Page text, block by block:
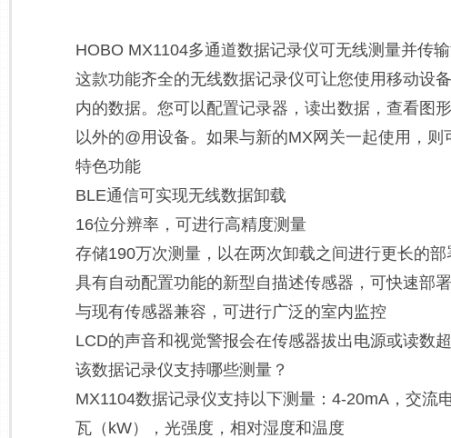
HOBO MX1104多通道数据记录仪可无线测量并传
这款功能齐全的无线数据记录仪可让您使用移动设
内的数据。您可以配置记录器，读出数据，查看图
以外的@用设备。如果与新的MX网关一起使用，
特色功能
BLE通信可实现无线数据卸载
16位分辨率，可进行高精度测量
存储190万次测量，以在两次卸载之间进行更长的部
具有自动配置功能的新型自描述传感器，可快速部署
与现有传感器兼容，可进行广泛的室内监控
LCD的声音和视觉警报会在传感器拔出电源或读数
该数据记录仪支持哪些测量？
MX1104数据记录仪支持以下测量：4-20mA，交
瓦（kW），光强度，相对湿度和温度